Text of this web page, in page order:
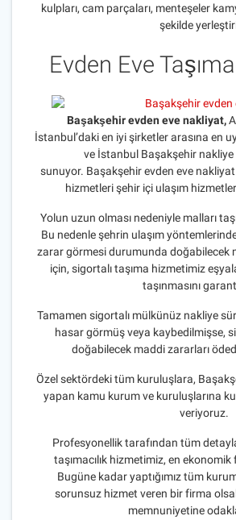
kulpları, cam parçaları, menteşeler
şekilde
Evden Eve
Başakşehir evden eve nakliyat,
İstanbul’daki en iyi şirketler arasına en
ve İstanbul Başakşehir
sunuyor. Başakşehir evden eve
hizmetleri şehir içi ulaşım
Yolun uzun olması nedeniyle malları
Bu nedenle şehrin ulaşım yöntemlerinde
zarar görmesi durumunda doğabilecek
için, sigortalı taşıma hizmetimiz
taşınmasını
Tamamen sigortalı mülkünüz nakliye
hasar görmüş veya kaybedilmişse,
doğabilecek maddi zararları
Özel sektördeki tüm kuruluşlara,
yapan kamu kurum ve kuruluşlarına
veriyoruz.
Profesyonellik tarafından tüm
taşımacılık hizmetimiz, en
Bugüne kadar yaptığımız tüm
sorunsuz hizmet veren bir firma
memnuniyetine